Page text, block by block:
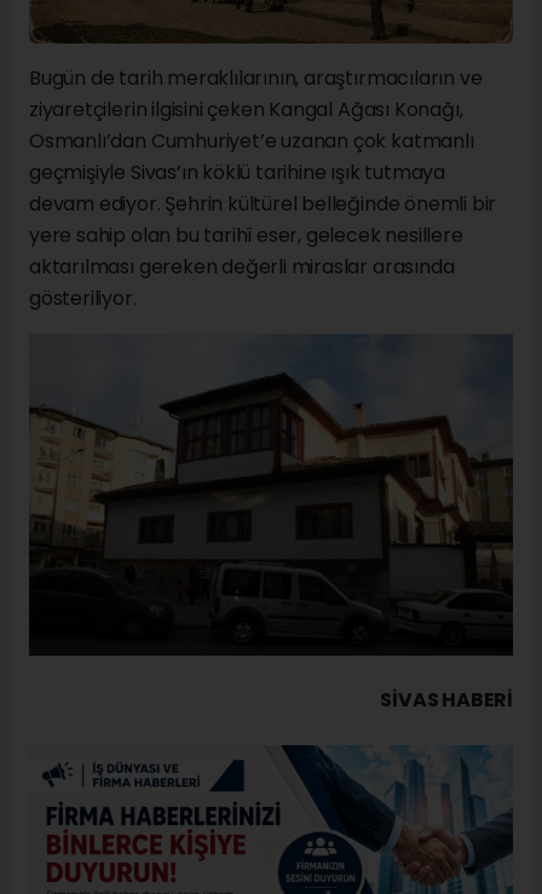
Bugün de tarih meraklılarının, araştırmacıların ve
ziyaretçilerin ilgisini çeken Kangal Ağası Konağı,
Osmanlı’dan Cumhuriyet’e uzanan çok katmanlı
geçmişiyle Sivas’ın köklü tarihine ışık tutmaya
devam ediyor. Şehrin kültürel belleğinde önemli bir
yere sahip olan bu tarihî eser, gelecek nesillere
aktarılması gereken değerli miraslar arasında
gösteriliyor.
SIVAS HABERİ